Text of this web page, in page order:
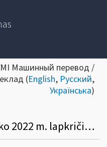
Машинный перевод /
(English, Русский,
Українська)
Dėl VMI prie FM viršininko 2022 m. lapkričio 3 d. įsakymo Nr. VA-85 „Dėl VMI prie FM viršininko 2003 m. balandžio 16 d. įsakymo Nr. V-137 „Dėl Lietuvos Respublikoje leidžiamų naudoti kasos aparatų ir prekybos (paslaugų teikimo) automatų modelių sąrašo bei Kasos aparatų ir prekybos (paslaugų teikimo) automatų modelių įtraukimo į šį sąrašą taisyklių patvirtinimo“ pakeitimo“